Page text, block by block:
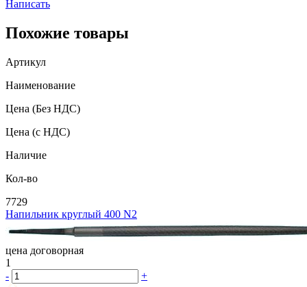
Написать
Похожие товары
Артикул
Наименование
Цена (Без НДС)
Цена (с НДС)
Наличие
Кол-во
7729
Напильник круглый 400 N2
цена договорная
1
-
+